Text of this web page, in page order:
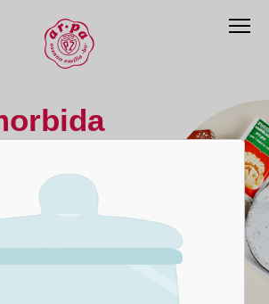
e cioccolato
con tanta dolcezza.